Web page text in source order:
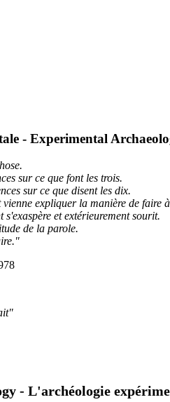
- Experimental
sur ce que font les trois.
sur ce que disent les dix.
expliquer la manière de faire
et extérieurement sourit.
de la parole.
- L'archéologie